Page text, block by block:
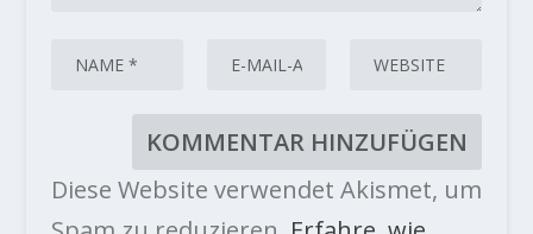
Diese Website verwendet Akismet, um